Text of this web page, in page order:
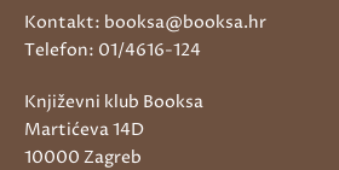
Kontakt: booksa@booksa.hr
Telefon: 01/4616-124
Književni klub Booksa
Martićeva 14D
10000 Zagreb